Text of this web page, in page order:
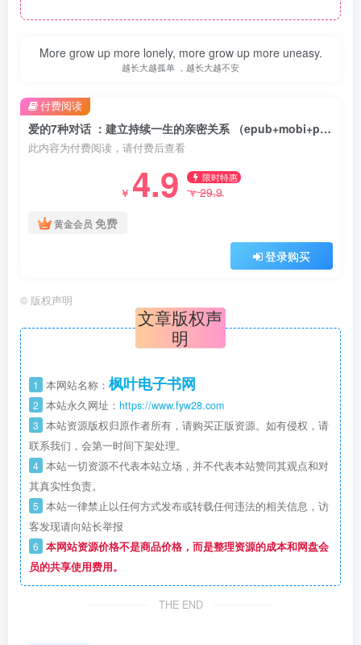
More grow up more lonely, more grow up more uneasy.
越长大越孤单 ，越长大越不安
爱的7种对话 ：建立持续一生的亲密关系 （epub+mobi+pdf）
此内容为付费阅读，请付费后查看
￥ 4.9 限时特惠
￥29.9
黄金会员 免费
登录购买
付费阅读
© 版权声明
文章版权声
明
1 本网站名称： 枫叶电子书网
2 本站永久网址： https://www.fyw28.com
3 本站资源版权归原作者所有，请购买正版资源。如有侵权，请
联系我们，会第一时间下架处理。
4 本站一切资源不代表本站立场，并不代表本站赞同其观点和对
其真实性负责。
5 本站一律禁止以任何方式发布或转载任何违法的相关信息，访
客发现请向站长举报
6 本网站资源价格不是商品价格，而是整理资源的成本和网盘会
员的共享使用费用。
THE END